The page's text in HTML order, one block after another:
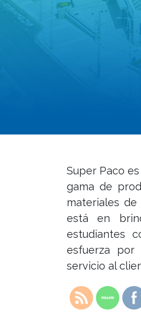
Super Paco
gama de
materiales
está en
estudiantes
esfuerza
servicio al